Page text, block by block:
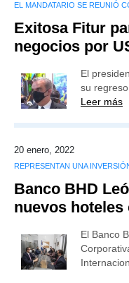
EL MANDATARIO SE REUNIÓ
Exitosa Fitur
negocios por
El
su
Leer más
20 enero, 2022
REPRESENTAN UNA
Banco BHD
nuevos hoteles
El Banco